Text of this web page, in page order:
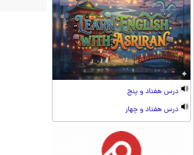
درس هفتاد و پنج
درس هفتاد و چهار